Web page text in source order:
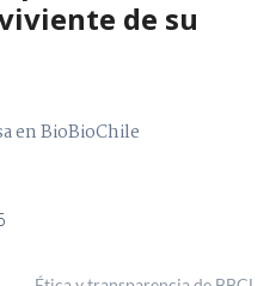
de su
en BioBioChile